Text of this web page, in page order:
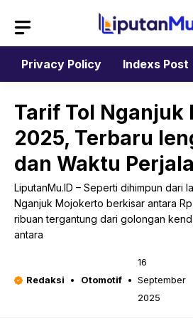
isi
Privacy Policy
Indexs Post
Tarif Tol Nganjuk
2025, Terbaru
dan Waktu
LiputanMu.ID – Seperti dihimpun dari
Nganjuk Mojokerto berkisar antara
ribuan tergantung dari golongan
antara
Redaksi Otomotif
16
September
2025